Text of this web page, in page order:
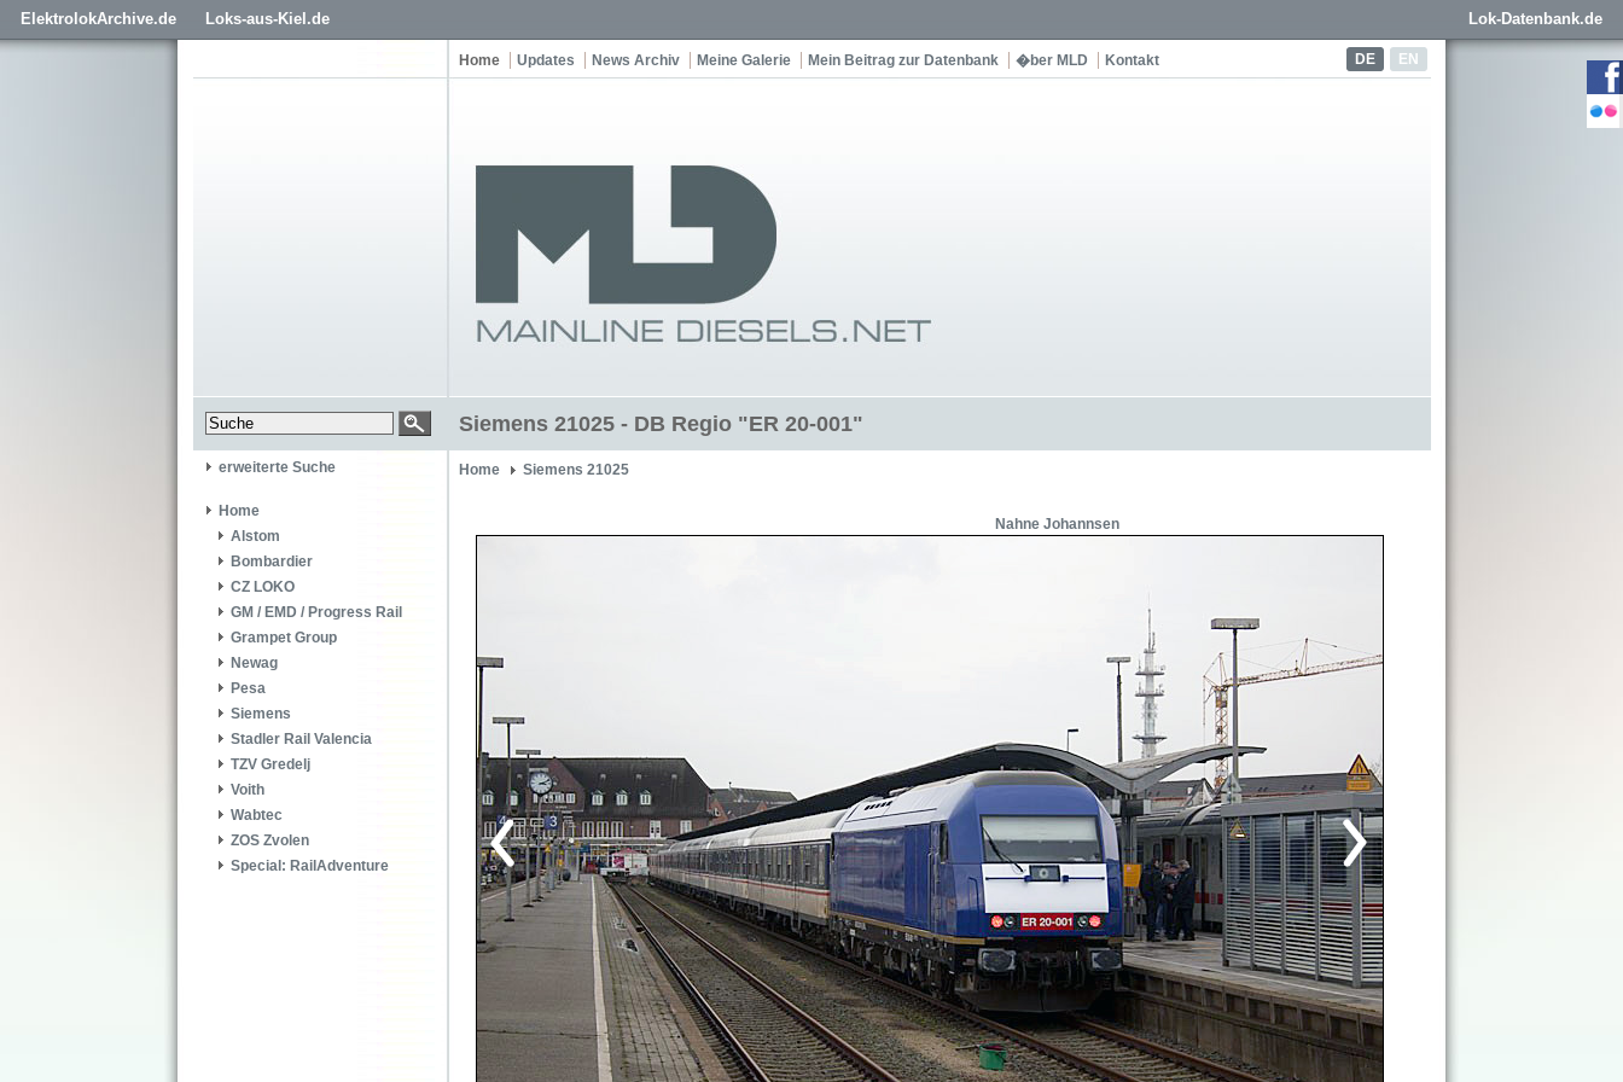
ElektrolokArchive.de Loks-aus-Kiel.de Lok-Datenbank.de
DE EN
Home Updates News Archiv Meine Galerie Mein Beitrag zur Datenbank �ber MLD Kontakt
Siemens 21025 - DB Regio "ER 20-001"
erweiterte Suche
Home
Alstom
Bombardier
CZ LOKO
GM / EMD / Progress Rail
Grampet Group
Newag
Pesa
Siemens
Stadler Rail Valencia
TZV Gredelj
Voith
Wabtec
ZOS Zvolen
Special: RailAdventure
Home Siemens 21025
Nahne Johannsen